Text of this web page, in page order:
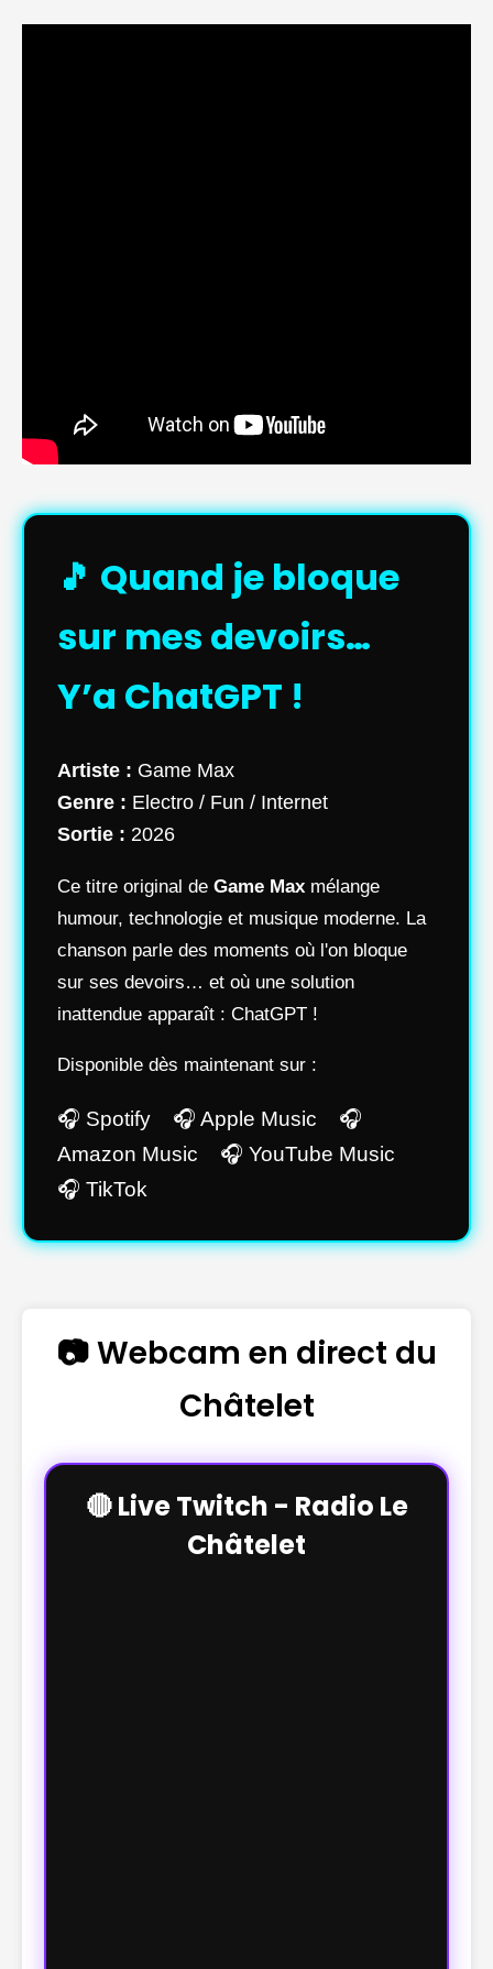
🎵 Quand je bloque
sur mes devoirs…
Y’a ChatGPT !
Artiste : Game Max
Genre : Electro / Fun / Internet
Sortie : 2026
Ce titre original de Game Max mélange
humour, technologie et musique moderne. La
chanson parle des moments où l'on bloque
sur ses devoirs… et où une solution
inattendue apparaît : ChatGPT !
Disponible dès maintenant sur :
🎧 Spotify 🎧 Apple Music 🎧
Amazon Music 🎧 YouTube Music
🎧 TikTok
📷 Webcam en direct du
Châtelet
🔴 Live Twitch - Radio Le
Châtelet